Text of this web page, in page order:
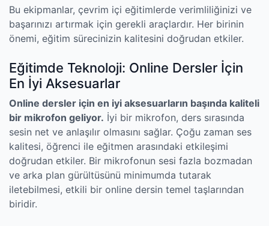
Bu ekipmanlar, çevrim içi eğitimlerde verimliliğinizi ve
başarınızı artırmak için gerekli araçlardır. Her birinin
önemi, eğitim sürecinizin kalitesini doğrudan etkiler.
Eğitimde Teknoloji: Online Dersler İçin
En İyi Aksesuarlar
Online dersler için en iyi aksesuarların başında kaliteli
bir mikrofon geliyor. İyi bir mikrofon, ders sırasında
sesin net ve anlaşılır olmasını sağlar. Çoğu zaman ses
kalitesi, öğrenci ile eğitmen arasındaki etkileşimi
doğrudan etkiler. Bir mikrofonun sesi fazla bozmadan
ve arka plan gürültüsünü minimumda tutarak
iletebilmesi, etkili bir online dersin temel taşlarından
biridir.